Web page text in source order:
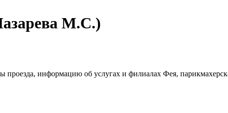
М.С.)
проезда, информацию об услугах и филиалах Фея,